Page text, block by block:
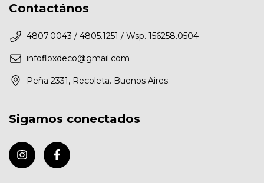
Contactános
4807.0043 / 4805.1251 / Wsp. 156258.0504
infofloxdeco@gmail.com
Peña 2331, Recoleta. Buenos Aires.
Sigamos conectados